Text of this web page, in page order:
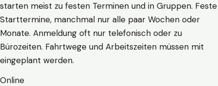
starten meist zu festen Terminen und in Gruppen. Feste
Starttermine, manchmal nur alle paar Wochen oder
Monate. Anmeldung oft nur telefonisch oder zu
Bürozeiten. Fahrtwege und Arbeitszeiten müssen mit
eingeplant werden.
Online